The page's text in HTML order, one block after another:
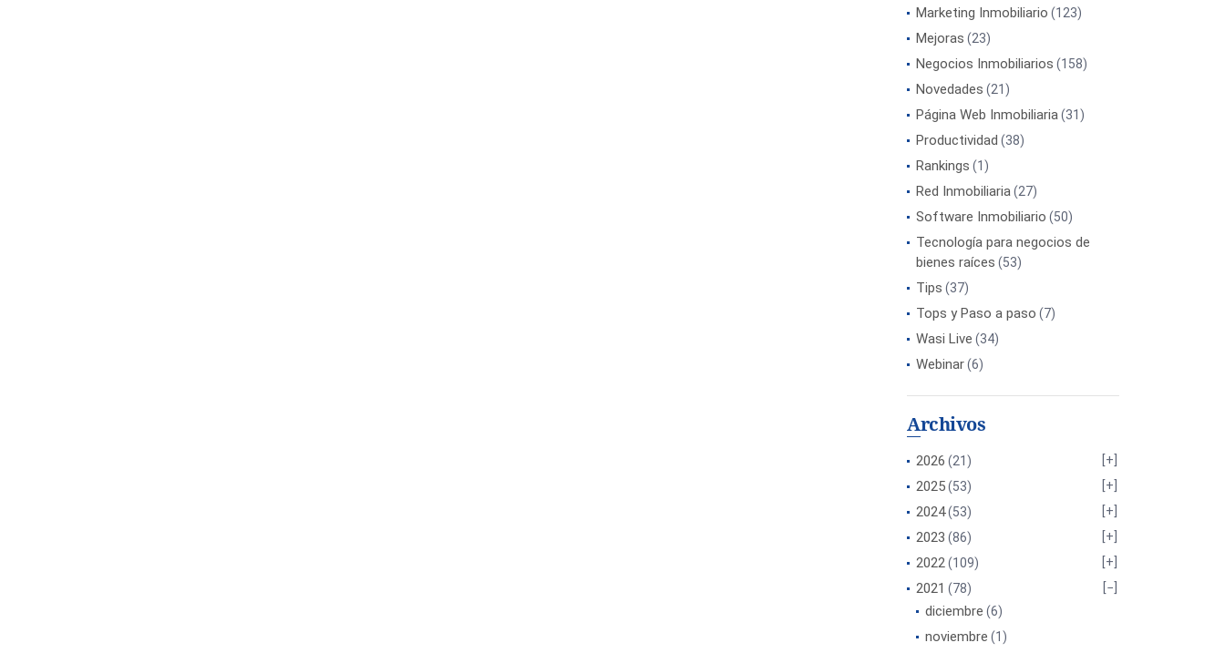
Marketing Inmobiliario (123)
Mejoras (23)
Negocios Inmobiliarios (158)
Novedades (21)
Página Web Inmobiliaria(31)
Productividad (38)
Rankings (1)
Red Inmobiliaria(27)
Software Inmobiliario (50)
Tecnología para negocios de
bienes raíces (53)
Tips (37)
Tops y Paso a paso (7)
Wasi Live (34)
Webinar(6)
Archivos
2026 (21)
2025(53)
2024(53)
2023 (86)
2022(109)
2021 (78)
diciembre (6)
noviembre (1)